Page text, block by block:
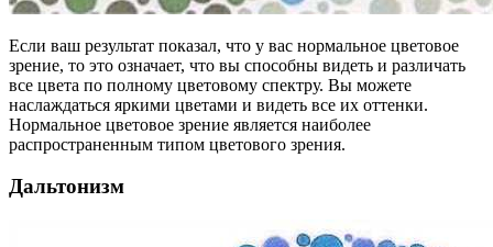
Если ваш результат показал, что у вас нормальное цветовое
зрение, то это означает, что вы способны видеть и различать
все цвета по полному цветовому спектру. Вы можете
наслаждаться яркими цветами и видеть все их оттенки.
Нормальное цветовое зрение является наиболее
распространенным типом цветового зрения.
Дальтонизм